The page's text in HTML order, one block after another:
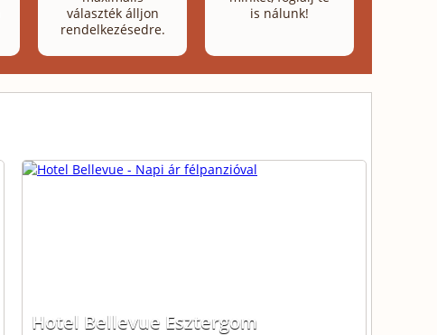
választék álljon
rendelkezésedre.
is nálunk!
Hotel Bellevue Esztergom